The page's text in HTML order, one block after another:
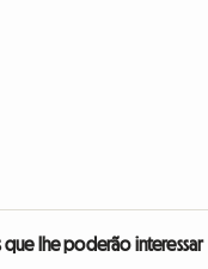
lhe poderão interessar